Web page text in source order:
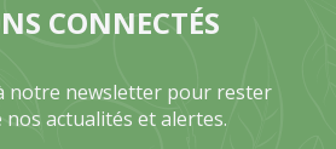
CONNECTÉS
notre newsletter pour rester
actualités et alertes.